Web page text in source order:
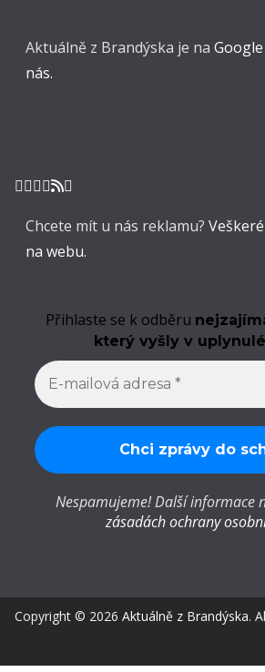
Aktuálně z Brandýska je na
nás.
Chcete mít u nás reklamu?
na webu.
Přihlaste se k odběru
který vyšly v
Nespamujeme! Další informace
zásadách ochrany
Copyright © 2026 Aktuálně z Brandýska.